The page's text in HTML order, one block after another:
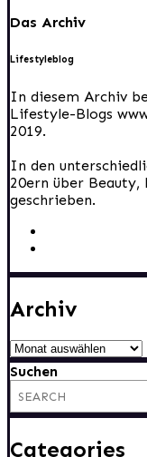
Das Archiv
Lifestyleblog
In diesem Archiv
Lifestyle-Blogs
2019.
In den
20ern über Beauty,
geschrieben.
Archiv
Archiv
Suchen
Categories